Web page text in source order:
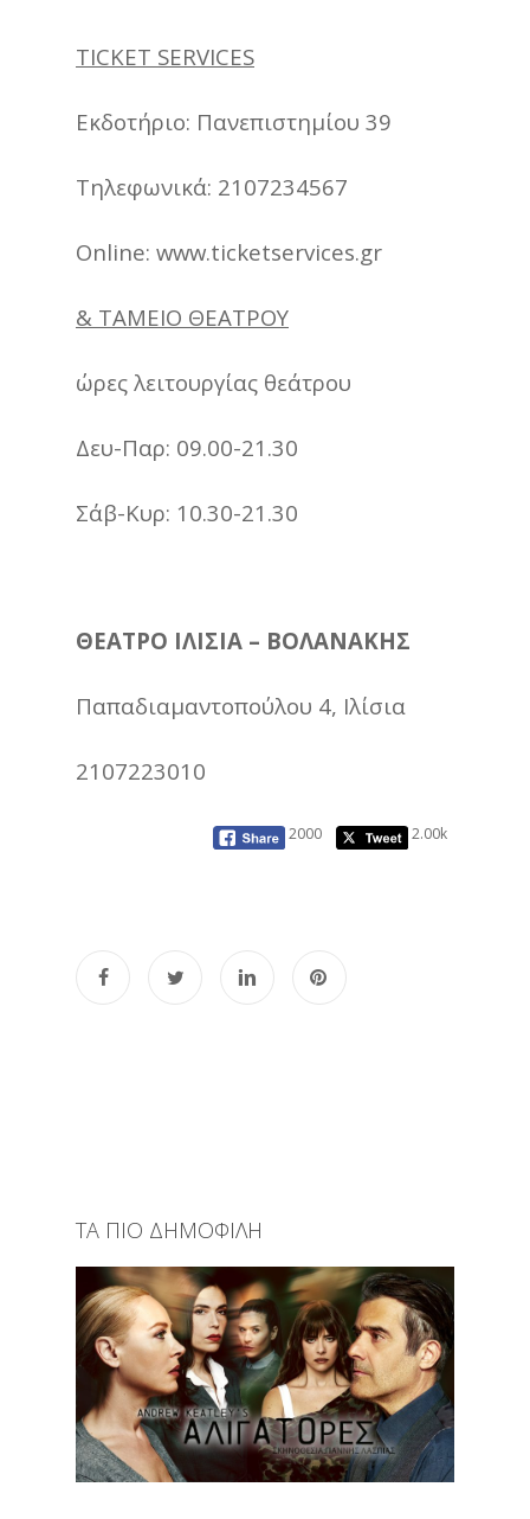
TICKET SERVICES
Εκδοτήριο: Πανεπιστημίου 39
Τηλεφωνικά: 2107234567
Online: www.ticketservices.gr
& ΤΑΜΕΙΟ ΘΕΑΤΡΟΥ
ώρες λειτουργίας θεάτρου
Δευ-Παρ: 09.00-21.30
Σάβ-Κυρ: 10.30-21.30
ΘΕΑΤΡΟ ΙΛΙΣΙΑ – ΒΟΛΑΝΑΚΗΣ
Παπαδιαμαντοπούλου 4, Ιλίσια
2107223010
2000 2.00k
ΤΑ ΠΙΟ ΔΗΜΟΦΙΛΗ